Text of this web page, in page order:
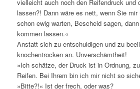
vielleicht auch noch den Reifendruck und
lassen?! Dann wäre es nett, wenn Sie mir
schon ewig warten, Bescheid sagen,
kommen lassen.«
Anstatt sich zu entschuldigen und zu
knochentrocken an. Unverschämtheit!
»Ich schätze, der Druck ist in Ordnung,
Reifen. Bei Ihrem bin ich mir nicht so
»Bitte?!« Ist der frech, oder was?